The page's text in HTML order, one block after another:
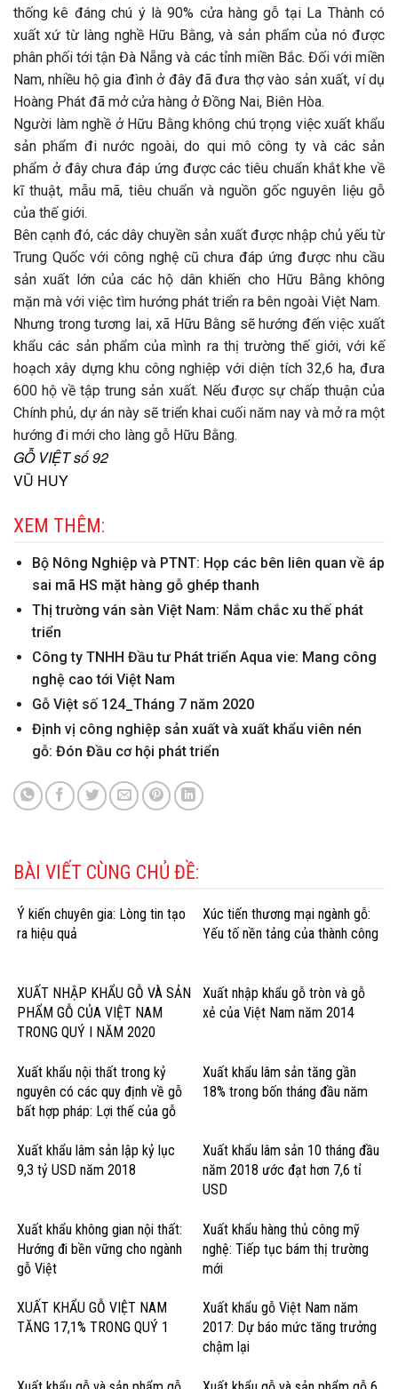
thống kê đáng chú ý là 90% cửa hàng gỗ tại La Thành có
xuất xứ từ làng nghề Hữu Bằng, và sản phẩm của nó được
phân phối tới tận Đà Nẵng và các tỉnh miền Bắc. Đối với miền
Nam, nhiều hộ gia đình ở đây đã đưa thợ vào sản xuất, ví dụ
Hoàng Phát đã mở cửa hàng ở Đồng Nai, Biên Hòa.
Người làm nghề ở Hữu Bằng không chú trọng việc xuất khẩu
sản phẩm đi nước ngoài, do qui mô công ty và các sản
phẩm ở đây chưa đáp ứng được các tiêu chuẩn khắt khe về
kĩ thuật, mẫu mã, tiêu chuẩn và nguồn gốc nguyên liệu gỗ
của thế giới.
Bên cạnh đó, các dây chuyền sản xuất được nhập chủ yếu từ
Trung Quốc với công nghệ cũ chưa đáp ứng được nhu cầu
sản xuất lớn của các hộ dân khiến cho Hữu Bằng không
mặn mà với việc tìm hướng phát triển ra bên ngoài Việt Nam.
Nhưng trong tương lai, xã Hữu Bằng sẽ hướng đến việc xuất
khẩu các sản phẩm của mình ra thị trường thế giới, với kế
hoạch xây dựng khu công nghiệp với diện tích 32,6 ha, đưa
600 hộ về tập trung sản xuất. Nếu được sự chấp thuận của
Chính phủ, dự án này sẽ triển khai cuối năm nay và mở ra một
hướng đi mới cho làng gỗ Hữu Bằng.
GỖ VIỆT số 92
VŨ HUY
XEM THÊM:
Bộ Nông Nghiệp và PTNT: Họp các bên liên quan về áp
sai mã HS mặt hàng gỗ ghép thanh
Thị trường ván sàn Việt Nam: Nắm chắc xu thế phát
triển
Công ty TNHH Đầu tư Phát triển Aqua vie: Mang công
nghệ cao tới Việt Nam
Gỗ Việt số 124_Tháng 7 năm 2020
Định vị công nghiệp sản xuất và xuất khẩu viên nén
gỗ: Đón Đầu cơ hội phát triển
BÀI VIẾT CÙNG CHỦ ĐỀ:
Ý kiến chuyên gia: Lòng tin tạo
ra hiệu quả
Xúc tiến thương mại ngành gỗ:
Yếu tố nền tảng của thành công
XUẤT NHẬP KHẨU GỖ VÀ SẢN
PHẨM GỖ CỦA VIỆT NAM
TRONG QUÝ I NĂM 2020
Xuất nhập khẩu gỗ tròn và gỗ
xẻ của Việt Nam năm 2014
Xuất khẩu nội thất trong kỷ
nguyên có các quy định về gỗ
bất hợp pháp: Lợi thế của gỗ
Xuất khẩu lâm sản tăng gần
18% trong bốn tháng đầu năm
Xuất khẩu lâm sản lập kỷ lục
9,3 tỷ USD năm 2018
Xuất khẩu lâm sản 10 tháng đầu
năm 2018 ước đạt hơn 7,6 tỉ
USD
Xuất khẩu không gian nội thất:
Hướng đi bền vững cho ngành
gỗ Việt
Xuất khẩu hàng thủ công mỹ
nghệ: Tiếp tục bám thị trường
mới
XUẤT KHẨU GỖ VIỆT NAM
TĂNG 17,1% TRONG QUÝ 1
Xuất khẩu gỗ Việt Nam năm
2017: Dự báo mức tăng trưởng
chậm lại